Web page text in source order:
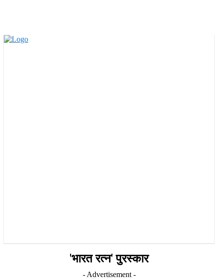
'भारत रत्न' पुरस्कार
- Advertisement -